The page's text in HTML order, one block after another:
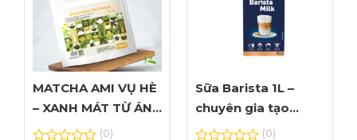
MATCHA AMI VỤ HÈ
– XANH MÁT TỪ ÁNH
NHÌN ĐẦU TIÊN
(0)
Sữa Barista 1L –
chuyên gia tạo
Foam đỉnh cao
(0)